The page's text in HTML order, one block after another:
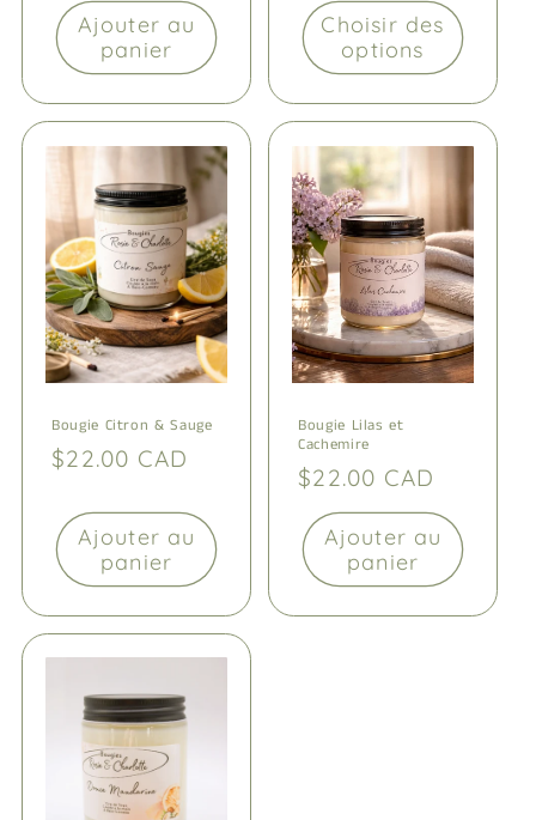
Ajouter au
panier
Choisir des
options
Bougie Citron & Sauge
Prix
$22.00 CAD
Ajouter au
panier
Bougie Lilas et
Cachemire
Prix
habituel
$22.00 CAD
Ajouter au
panier